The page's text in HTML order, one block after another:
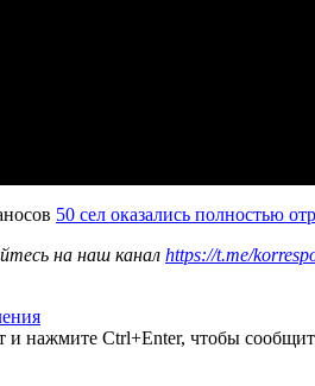
50 сел оказались полностью
на наш канал https://t.me/
нажмите Ctrl+Enter, чтобы